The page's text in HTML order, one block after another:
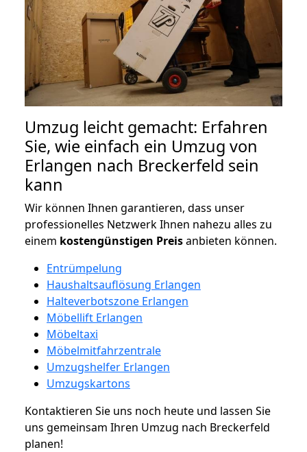
Umzug leicht gemacht: Erfahren
Sie, wie einfach ein Umzug von
Erlangen nach Breckerfeld sein
kann
Wir können Ihnen garantieren, dass unser
professionelles Netzwerk Ihnen nahezu alles zu
einem kostengünstigen Preisanbieten können.
Entrümpelung
Haushaltsauflösung Erlangen
Halteverbotszone Erlangen
Möbellift Erlangen
Möbeltaxi
Möbelmitfahrzentrale
Umzugshelfer Erlangen
Umzugskartons
Kontaktieren Sie uns noch heute und lassen Sie
uns gemeinsam Ihren Umzug nach Breckerfeld
planen!